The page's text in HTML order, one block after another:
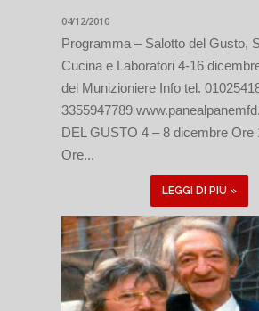
04/12/2010
Programma – Salotto del Gusto,
Cucina e Laboratori 4-16
del Munizioniere Info tel.
3355947789
DEL GUSTO 4 – 8 dicembre Ore
Ore...
LEGGI DI PIÙ »